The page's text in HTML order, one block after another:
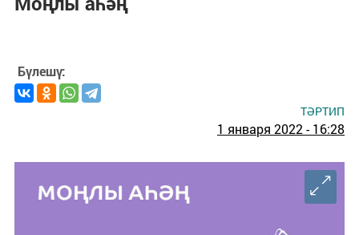
Бүлешү:
ТӘРТИП
1 января 2022 - 16:28